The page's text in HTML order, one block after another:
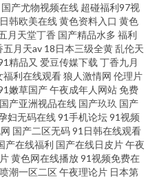
国产尤物视频在线 超碰福利97视
韩欧美在线黄色资料入口 黄色
月天堂丁香 国产精品水多 福利
五月天av 18日本三级全黄乱伦天
精品又 爱豆传媒下载 丁香九月
福利在线观看狼人激情网 伦理片
嫩草国产午夜成年人网站免费
国产亚洲视品在线 国产玖玖 国产
妇无码在线91手机论坛91视频
国产二区无码91日韩在线观看
产在线福利 国产在线日皮片午夜
黄色网在线播放91视频免费在
潮一区二区午夜理论片 日本第